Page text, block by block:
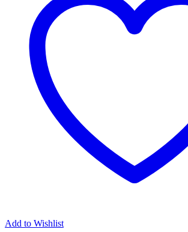
Add to Wishlist